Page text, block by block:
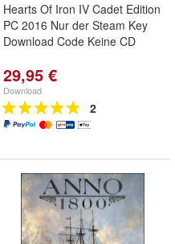
Hearts Of Iron IV Cadet Edition
PC 2016 Nur der Steam Key
Download Code Keine CD
29,95 €
Download
2